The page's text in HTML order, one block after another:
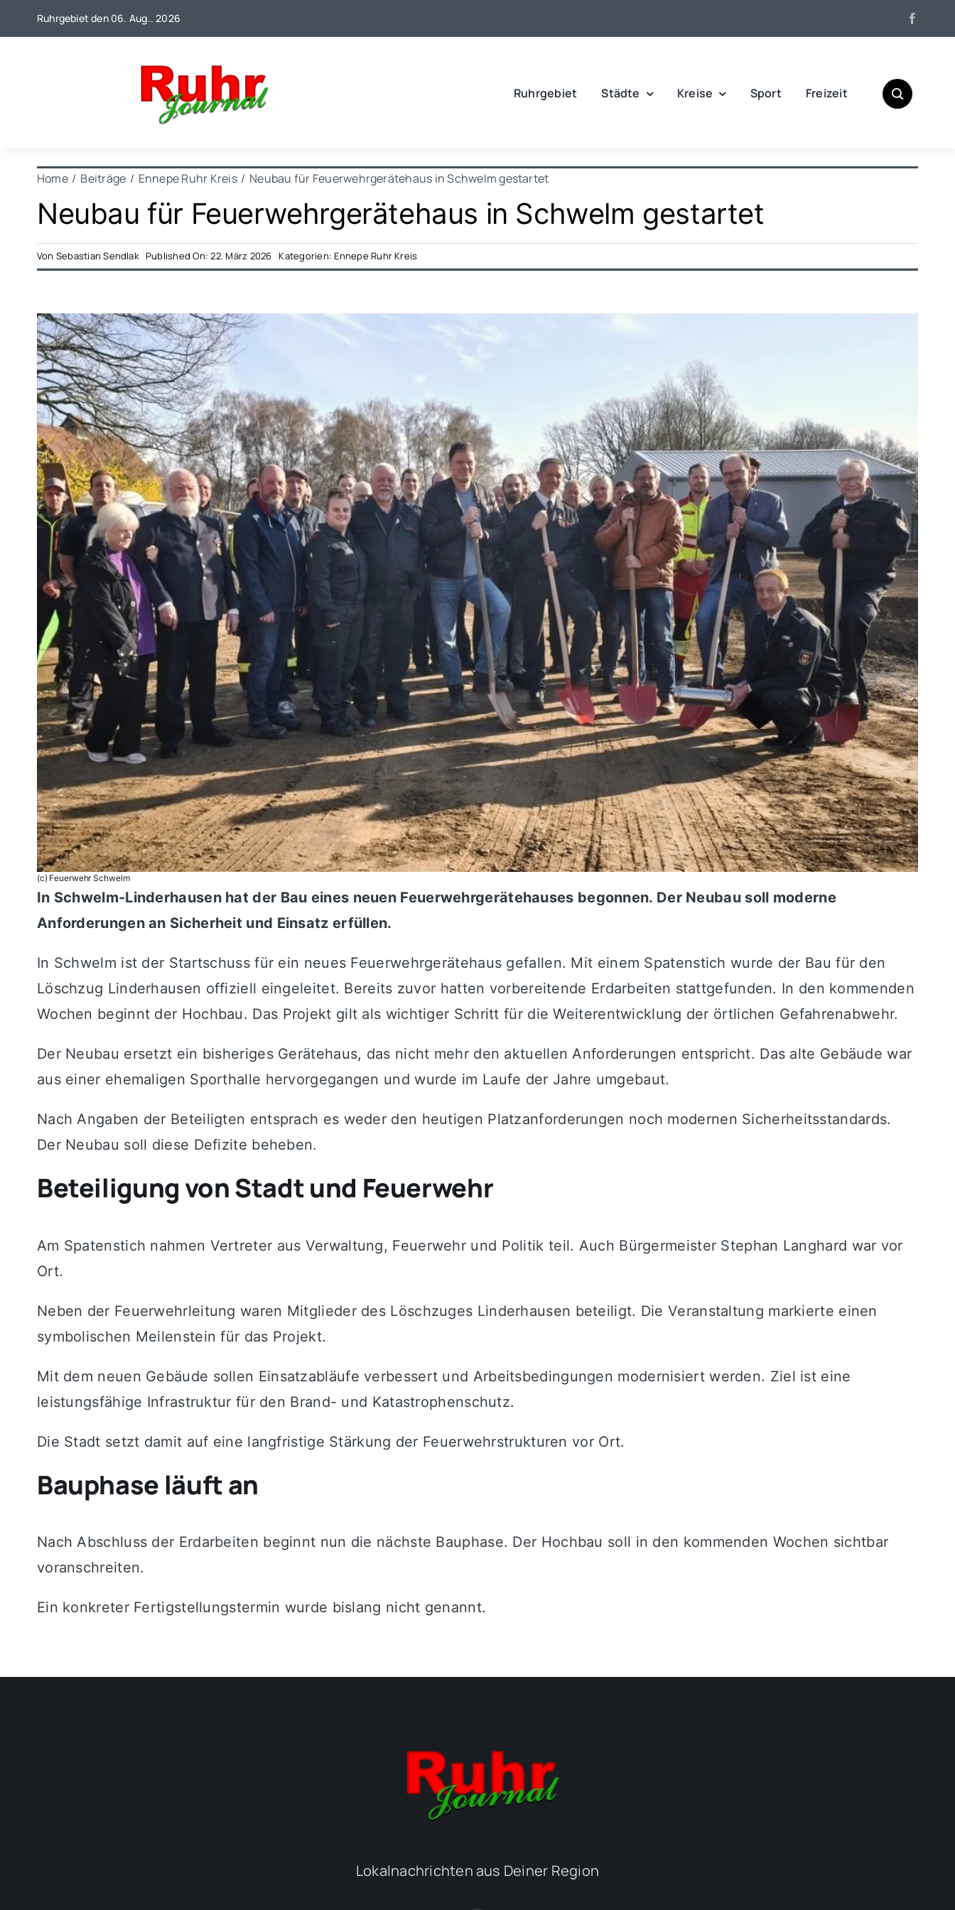
Ruhrgebiet den 06. Aug.. 2026
Ruhrgebiet Städte Kreise Sport Freizeit
Home Beiträge Ennepe Ruhr Kreis Neubau für Feuerwehrgerätehaus in Schwelm gestartet
Neubau für Feuerwehrgerätehaus in Schwelm gestartet
Von Sebastian Sendlak Published On: 22. März 2026 Kategorien:Ennepe Ruhr Kreis
(c) Feuerwehr Schwelm
In Schwelm-Linderhausen hat der Bau eines neuen Feuerwehrgerätehauses begonnen. Der Neubau soll moderne
Anforderungen an Sicherheit und Einsatz erfüllen.
In Schwelm ist der Startschuss für ein neues Feuerwehrgerätehaus gefallen. Mit einem Spatenstich wurde der Bau für den
Löschzug Linderhausen offiziell eingeleitet. Bereits zuvor hatten vorbereitende Erdarbeiten stattgefunden. In den kommenden
Wochen beginnt der Hochbau. Das Projekt gilt als wichtiger Schritt für die Weiterentwicklung der örtlichen Gefahrenabwehr.
Der Neubau ersetzt ein bisheriges Gerätehaus, das nicht mehr den aktuellen Anforderungen entspricht. Das alte Gebäude war
aus einer ehemaligen Sporthalle hervorgegangen und wurde im Laufe der Jahre umgebaut.
Nach Angaben der Beteiligten entsprach es weder den heutigen Platzanforderungen noch modernen Sicherheitsstandards.
Der Neubau soll diese Defizite beheben.
Beteiligung von Stadt und Feuerwehr
Am Spatenstich nahmen Vertreter aus Verwaltung, Feuerwehr und Politik teil. Auch Bürgermeister Stephan Langhard war vor
Ort.
Neben der Feuerwehrleitung waren Mitglieder des Löschzuges Linderhausen beteiligt. Die Veranstaltung markierte einen
symbolischen Meilenstein für das Projekt.
Mit dem neuen Gebäude sollen Einsatzabläufe verbessert und Arbeitsbedingungen modernisiert werden. Ziel ist eine
leistungsfähige Infrastruktur für den Brand- und Katastrophenschutz.
Die Stadt setzt damit auf eine langfristige Stärkung der Feuerwehrstrukturen vor Ort.
Bauphase läuft an
Nach Abschluss der Erdarbeiten beginnt nun die nächste Bauphase. Der Hochbau soll in den kommenden Wochen sichtbar
voranschreiten.
Ein konkreter Fertigstellungstermin wurde bislang nicht genannt.
Lokalnachrichten aus Deiner Region